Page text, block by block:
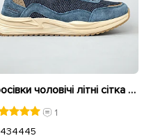
Кросівки чоловічі літні сітка 594373 Сині з коричневим
1
434445